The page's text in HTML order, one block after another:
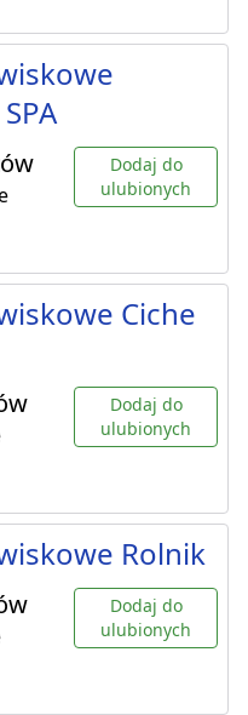
Dodaj do
ulubionych
Ciche
Dodaj do
ulubionych
Rolnik
Dodaj do
ulubionych